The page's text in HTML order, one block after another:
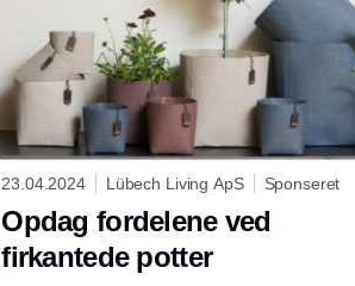
23.04.2024 Lübech Living ApS Sponseret
Opdag fordelene ved
firkantede potter